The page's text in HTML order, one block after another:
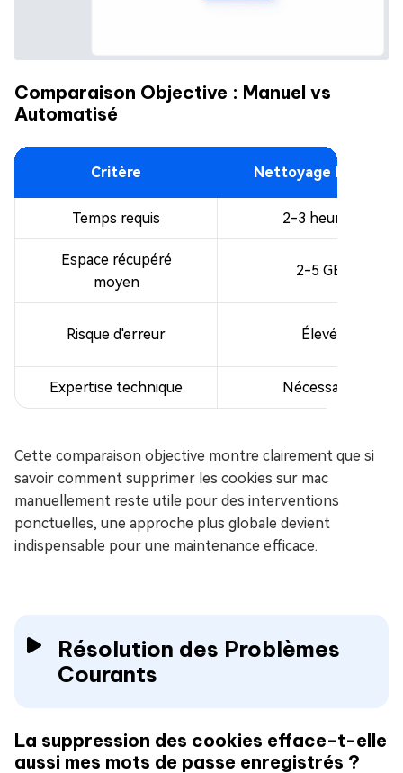
Comparaison Objective : Manuel vs
Automatisé
Critère Nettoyage Manuel
Temps requis 2-3 heures
Espace récupéré
moyen
2-5 GB
Risque d'erreur Élevé
Expertise technique Nécessaire
Cette comparaison objective montre clairement que si
savoir comment supprimer les cookies sur mac
manuellement reste utile pour des interventions
ponctuelles, une approche plus globale devient
indispensable pour une maintenance efficace.
Résolution des Problèmes
Courants
La suppression des cookies efface-t-elle
aussi mes mots de passe enregistrés ?